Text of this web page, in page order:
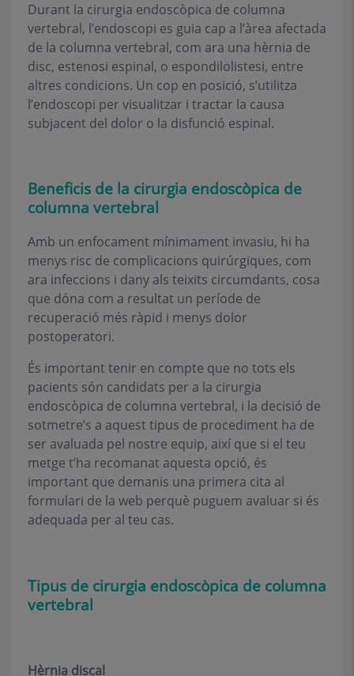
Durant la cirurgia endoscòpica de columna
vertebral, l’endoscopi es guia cap a l’àrea afectada
de la columna vertebral, com ara una hèrnia de
disc, estenosi espinal, o espondilolistesi, entre
altres condicions. Un cop en posició, s’utilitza
l’endoscopi per visualitzar i tractar la causa
subjacent del dolor o la disfunció espinal.
Beneficis de la cirurgia endoscòpica de
columna vertebral
Amb un enfocament mínimament invasiu, hi ha
menys risc de complicacions quirúrgiques, com
ara infeccions i dany als teixits circumdants, cosa
que dóna com a resultat un període de
recuperació més ràpid i menys dolor
postoperatori.
És important tenir en compte que no tots els
pacients són candidats per a la cirurgia
endoscòpica de columna vertebral, i la decisió de
sotmetre’s a aquest tipus de procediment ha de
ser avaluada pel nostre equip, així que si el teu
metge t’ha recomanat aquesta opció, és
important que demanis una primera cita al
formulari de la web perquè puguem avaluar si és
adequada per al teu cas.
Tipus de cirurgia endoscòpica de columna
vertebral
Hèrnia discal